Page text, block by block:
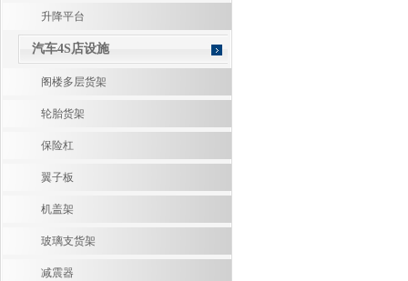
升降平台
汽车4S店设施
阁楼多层货架
轮胎货架
保险杠
翼子板
机盖架
玻璃支货架
减震器